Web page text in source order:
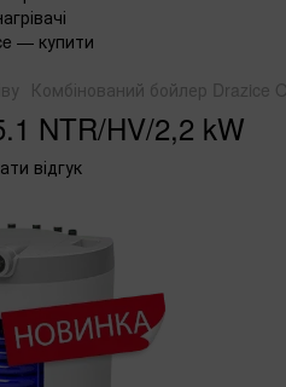
Комбінований бойлер Drazice
NTR/HV/2,2 kW
відгук